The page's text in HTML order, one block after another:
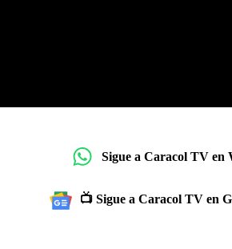
Sigue a Caracol TV en
📺 Sigue a Caracol TV en